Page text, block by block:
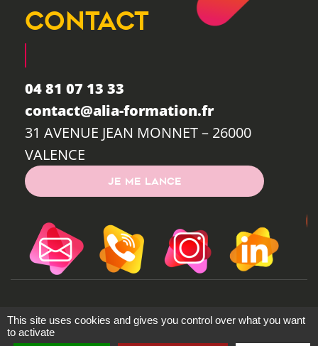
CONTACT
04 81 07 13 33
contact@alia-formation.fr
31 AVENUE JEAN MONNET – 26000
VALENCE
JE ME LANCE
This site uses cookies and gives you control over what you want
to activate